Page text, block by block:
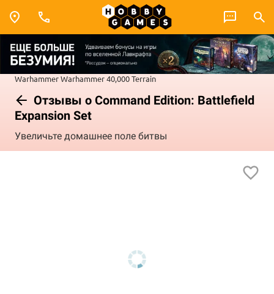
WarhammerWarhammer 40,000Terrain
Отзывы о Command Edition: Battlefield
Expansion Set
Увеличьте домашнее поле битвы